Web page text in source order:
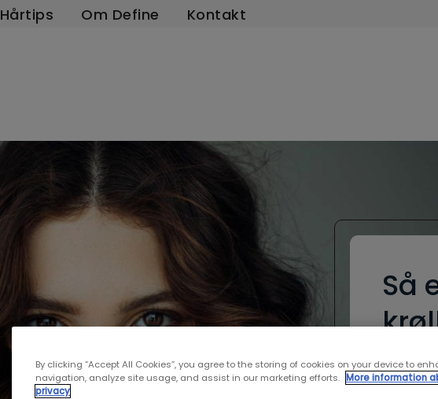
Hårtips Om Define Kontakt
Så
By clicking “Accept All Cookies”, you agree to the storing of cookies on your device to
navigation, analyze site usage, and assist in our marketing efforts. More information
privacy